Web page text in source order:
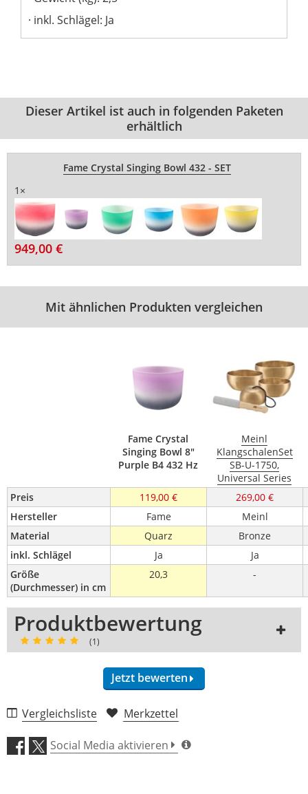
inkl. Schlägel: Ja
Dieser Artikel ist auch in folgenden Paketen
erhältlich
Fame Crystal Singing Bowl 432 - SET
1×
949,00 €
Mit ähnlichen Produkten vergleichen
Fame Crystal
Singing Bowl 8"
Purple B4 432 Hz
Meinl
KlangschalenSet
SB-U-1750,
Universal Series
Preis
119,00 €
269,00 €
Hersteller
Fame
Meinl
Material
Quarz
Bronze
inkl. Schlägel
Ja
Ja
Größe
(Durchmesser) in cm
20,3 -
Produktbewertung
(1)
Jetzt bewerten
1 Rezension
5 Sterne
4 Sterne
Vergleichsliste Merkzettel
Social Media aktivieren